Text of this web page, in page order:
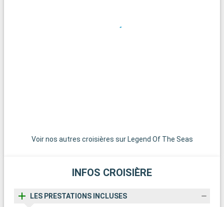
aventure inoubliable dans un écosystème unique. Des
Voir nos autres croisières sur Legend Of The Seas
INFOS CROISIÈRE
LES PRESTATIONS INCLUSES